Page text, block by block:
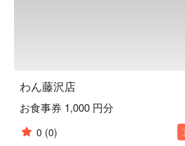
ダです。野菜を先に食べることで
かにし、急激な血糖値の上昇や糖
きます。おかわり自由で、ドレッ
陶器のビール ：くいもの屋わんの
わん藤沢店
お食事券 1,000 円分
0 (0)